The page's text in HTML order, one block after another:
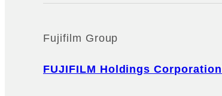
Fujifilm Group
FUJIFILM Holdings Corporation